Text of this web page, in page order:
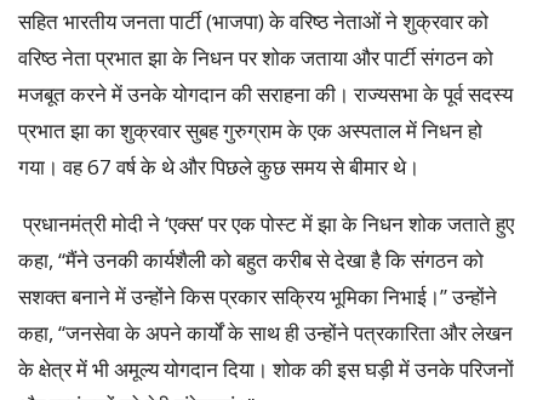
सहित भारतीय जनता पार्टी (भाजपा) के वरिष्ठ नेताओं ने शुक्रवार को
वरिष्ठ नेता प्रभात झा के निधन पर शोक जताया और पार्टी संगठन को
मजबूत करने में उनके योगदान की सराहना की। राज्यसभा के पूर्व सदस्य
प्रभात झा का शुक्रवार सुबह गुरुग्राम के एक अस्पताल में निधन हो
गया। वह 67 वर्ष के थे और पिछले कुछ समय से बीमार थे।
प्रधानमंत्री मोदी ने ‘एक्स’ पर एक पोस्ट में झा के निधन शोक जताते हुए
कहा, ‘‘मैंने उनकी कार्यशैली को बहुत करीब से देखा है कि संगठन को
सशक्त बनाने में उन्होंने किस प्रकार सक्रिय भूमिका निभाई।’’ उन्होंने
कहा, ‘‘जनसेवा के अपने कार्यों के साथ ही उन्होंने पत्रकारिता और लेखन
के क्षेत्र में भी अमूल्य योगदान दिया। शोक की इस घड़ी में उनके परिजनों